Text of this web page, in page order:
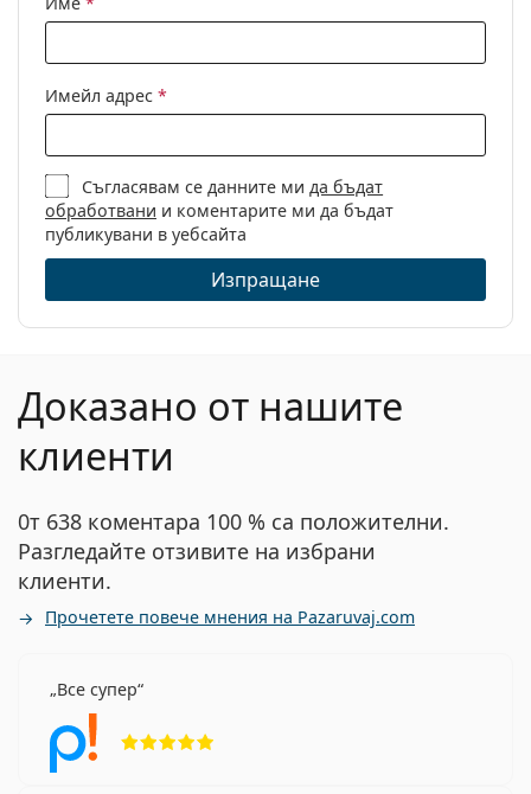
Това е медицинско устройство. Прочетете
Пол:
Мъжки
Категория:
Диоптрични очила
Марка:
Emporio Armani
Код:
0EA1142 3001 56
Имейл адрес *
Съгласявам се данните ми да бъдат
обработвани и коментарите ми да бъдат
публикувани в уебсайта
Изпращане
Доказано от нашите
клиенти
0т 638 коментара 100 % са положителни.
Разгледайте отзивите на избрани
клиенти.
Прочетете повече мнения на Pazaruvaj.com
Все супер